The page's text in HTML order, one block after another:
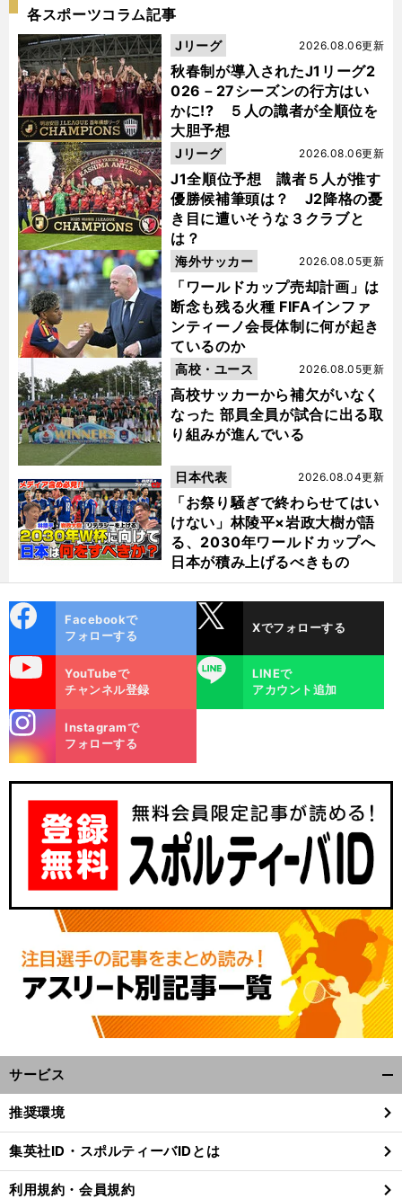
各スポーツコラム記事
秋春制が導入されたJ1リーグ2
026－27シーズンの行方はい
かに!? ５人の識者が全順位を
大胆予想
2026.08.06更新
Jリーグ
J1全順位予想 識者５人が推す
優勝候補筆頭は？ J2降格の憂
き目に遭いそうな３クラブと
は？
2026.08.06更新
Jリーグ
「ワールドカップ売却計画」は
断念も残る火種 FIFAインファ
ンティーノ会長体制に何が起き
ているのか
2026.08.05更新
海外サッカー
高校サッカーから補欠がいなく
なった 部員全員が試合に出る取
り組みが進んでいる
2026.08.05更新
高校・ユース
「お祭り騒ぎで終わらせてはい
けない」林陵平×岩政大樹が語
る、2030年ワールドカップへ
日本が積み上げるべきもの
2026.08.04更新
日本代表
ok
Facebookで
フォローする
Xでフォローする
YouTubeで
チャンネル登録
LINE
LINEで
アカウント追加
m
Instagramで
フォローする
サービス
閉
る
推奨環境
集英社ID・スポルティーバIDとは
利用規約・会員規約